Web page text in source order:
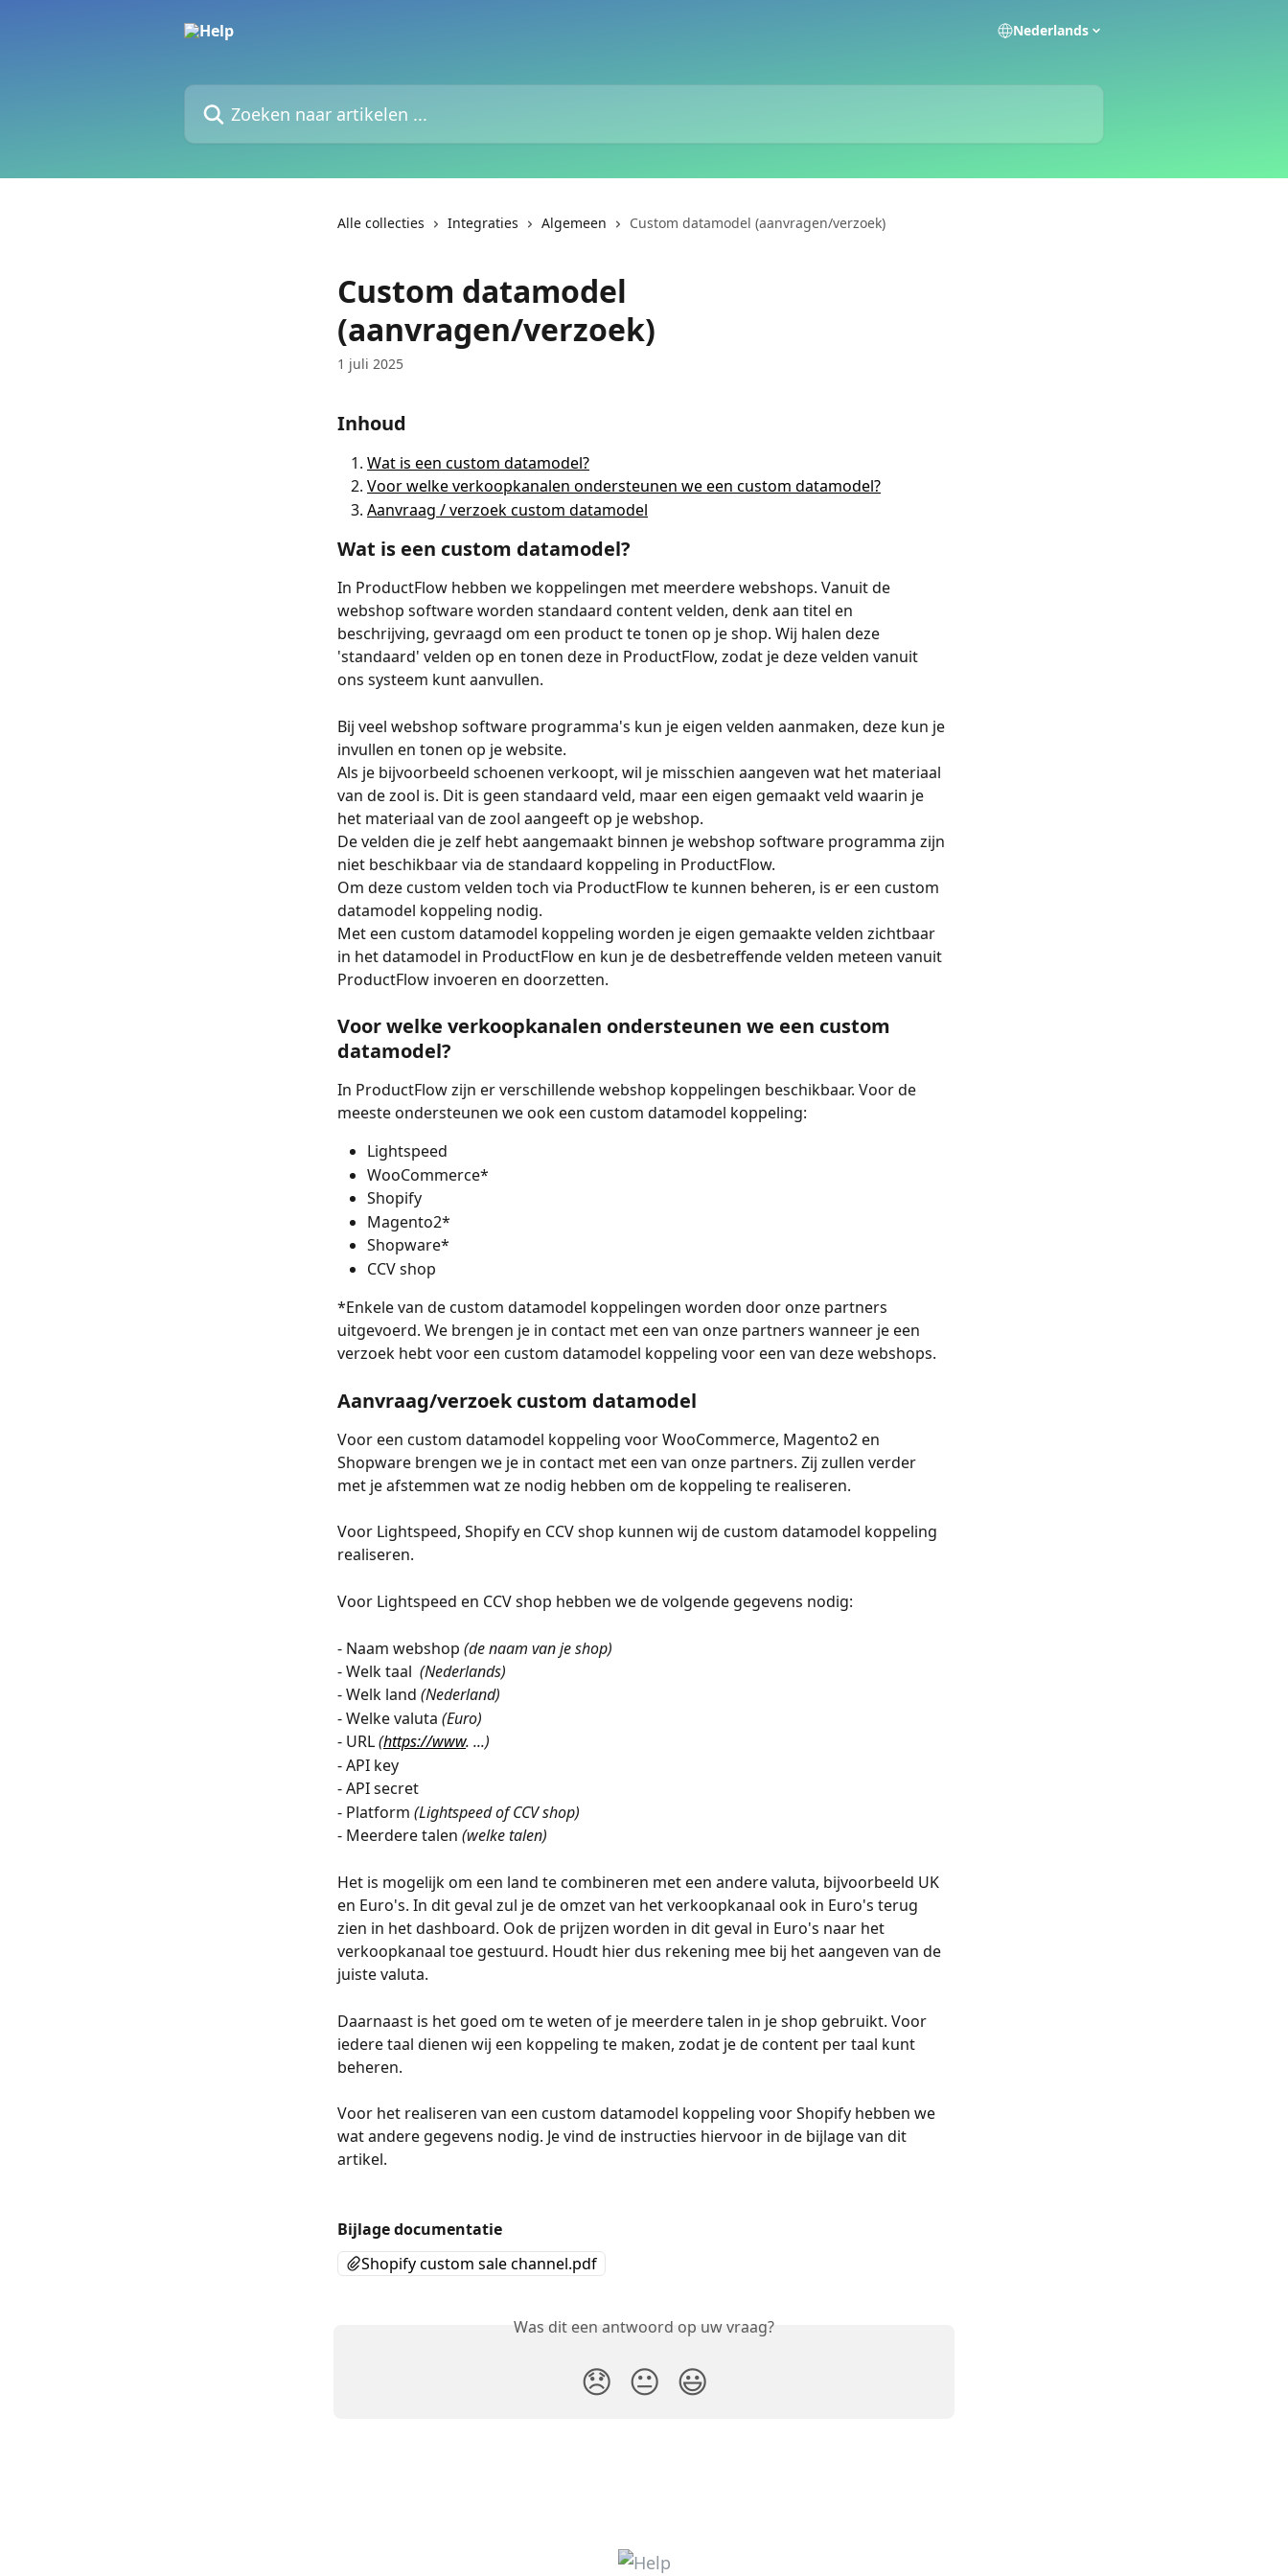
Nederlands
Zoeken naar artikelen ...
Alle collecties Integraties Algemeen Custom datamodel (aanvragen/verzoek)
Custom datamodel
(aanvragen/verzoek)
1 juli 2025
Inhoud
Wat is een custom datamodel?
Voor welke verkoopkanalen ondersteunen we een custom datamodel?
Aanvraag / verzoek custom datamodel
Wat is een custom datamodel?
In ProductFlow hebben we koppelingen met meerdere webshops. Vanuit de
webshop software worden standaard content velden, denk aan titel en
beschrijving, gevraagd om een product te tonen op je shop. Wij halen deze
'standaard' velden op en tonen deze in ProductFlow, zodat je deze velden vanuit
ons systeem kunt aanvullen.
Bij veel webshop software programma's kun je eigen velden aanmaken, deze kun je
invullen en tonen op je website.
Als je bijvoorbeeld schoenen verkoopt, wil je misschien aangeven wat het materiaal
van de zool is. Dit is geen standaard veld, maar een eigen gemaakt veld waarin je
het materiaal van de zool aangeeft op je webshop.
De velden die je zelf hebt aangemaakt binnen je webshop software programma zijn
niet beschikbaar via de standaard koppeling in ProductFlow.
Om deze custom velden toch via ProductFlow te kunnen beheren, is er een custom
datamodel koppeling nodig.
Met een custom datamodel koppeling worden je eigen gemaakte velden zichtbaar
in het datamodel in ProductFlow en kun je de desbetreffende velden meteen vanuit
ProductFlow invoeren en doorzetten.
Voor welke verkoopkanalen ondersteunen we een custom
datamodel?
In ProductFlow zijn er verschillende webshop koppelingen beschikbaar. Voor de
meeste ondersteunen we ook een custom datamodel koppeling:
Lightspeed
WooCommerce*
Shopify
Magento2*
Shopware*
CCV shop
*Enkele van de custom datamodel koppelingen worden door onze partners
uitgevoerd. We brengen je in contact met een van onze partners wanneer je een
verzoek hebt voor een custom datamodel koppeling voor een van deze webshops.
Aanvraag/verzoek custom datamodel
Voor een custom datamodel koppeling voor WooCommerce, Magento2 en
Shopware brengen we je in contact met een van onze partners. Zij zullen verder
met je afstemmen wat ze nodig hebben om de koppeling te realiseren.
Voor Lightspeed, Shopify en CCV shop kunnen wij de custom datamodel koppeling
realiseren.
Voor Lightspeed en CCV shop hebben we de volgende gegevens nodig:
- Naam webshop (de naam van je shop)
- Welk taal (Nederlands)
- Welk land (Nederland)
- Welke valuta (Euro)
- URL (https://www. ...)
- API key
- API secret
- Platform (Lightspeed of CCV shop)
- Meerdere talen (welke talen)
Het is mogelijk om een land te combineren met een andere valuta, bijvoorbeeld UK
en Euro's. In dit geval zul je de omzet van het verkoopkanaal ook in Euro's terug
zien in het dashboard. Ook de prijzen worden in dit geval in Euro's naar het
verkoopkanaal toe gestuurd. Houdt hier dus rekening mee bij het aangeven van de
juiste valuta.
Daarnaast is het goed om te weten of je meerdere talen in je shop gebruikt. Voor
iedere taal dienen wij een koppeling te maken, zodat je de content per taal kunt
beheren.
Voor het realiseren van een custom datamodel koppeling voor Shopify hebben we
wat andere gegevens nodig. Je vind de instructies hiervoor in de bijlage van dit
artikel.
Bijlage documentatie
Shopify custom sale channel.pdf
Was dit een antwoord op uw vraag?
😞 😐 😃